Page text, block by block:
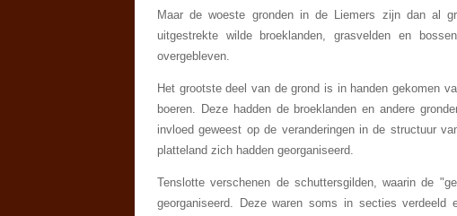
Maar de woeste gronden in de Liemers zijn dan al
uitgestrekte wilde broeklanden, grasvelden en
overgebleven.
Het grootste deel van de grond is in handen gekomen
boeren. Deze hadden de broeklanden en andere
invloed geweest op de veranderingen in de structuur
platteland zich hadden georganiseerd.
Tenslotte verschenen de schuttersgilden, waarin de
georganiseerd. Deze waren soms in secties